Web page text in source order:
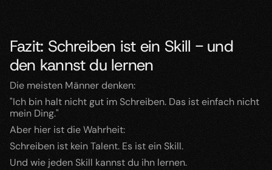
Fazit: Schreiben ist ein Skill - und
den kannst du lernen
Die meisten Männer denken:
"Ich bin halt nicht gut im Schreiben. Das ist einfach nicht
mein Ding."
Aber hier ist die Wahrheit:
Schreiben ist kein Talent. Es ist ein Skill.
Und wie jeden Skill kannst du ihn lernen.